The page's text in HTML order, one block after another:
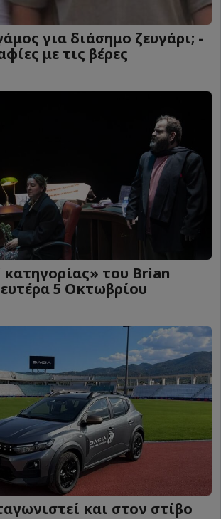
για διάσημο ζευγάρι; -
με τις βέρες
κατηγορίας» του Brian
5 Οκτωβρίου
και στον στίβο